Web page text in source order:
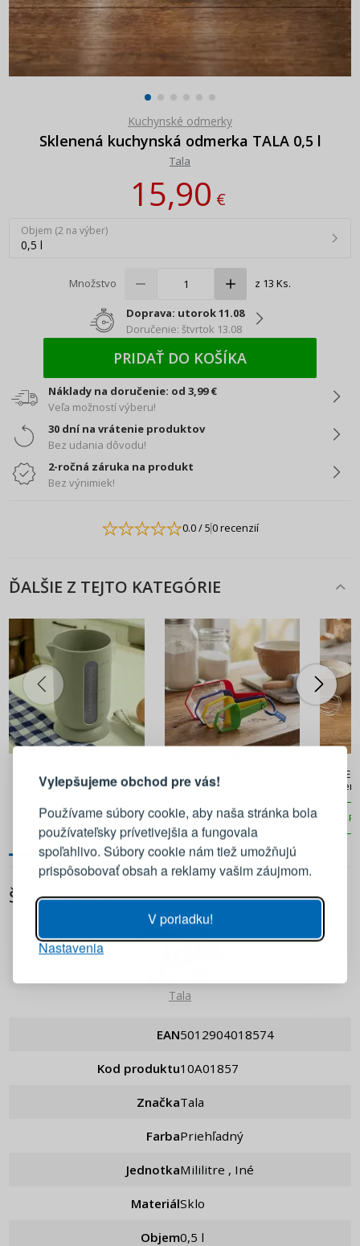
Vylepšujeme obchod pre vás!
Používame súbory cookie, aby naša stránka bola
používateľsky prívetivejšia a fungovala
spoľahlivo. Súbory cookie nám tiež umožňujú
prispôsobovať obsah a reklamy vašim záujmom.
V poriadku!
Nastavenia
Kuchynské odmerky
Sklenená kuchynská odmerka TALA 0,5 l
Tala
15,90€
Objem (2 na výber)
0,5 l
Množstvo z 13 Ks.
Doprava: utorok 11.08
Doručenie: štvrtok 13.08
PRIDAŤ DO KOŠÍKA
Náklady na doručenie: od 3,99 €
Veľa možností výberu!
30 dní na vrátenie produktov
Bez udania dôvodu!
2-ročná záruka na produkt
Bez výnimiek!
0.0/ 50 recenzií
ĎALŠIE Z TEJTO KATEGÓRIE
BLIM+ Create QB 0,5 l -
kuchynská odmerka
PRIDAŤ DO KOŠÍKA
Plastové kuchynské odmerky
DEXAM SPOONS
PRIDAŤ DO KOŠÍKA
ŠPECIFIKÁCIA
Tala
EAN 5012904018574
Kod produktu 10A01857
Značka Tala
Farba Priehľadný
Jednotka Mililitre , Iné
Materiál Sklo
Objem 0,5 l
PRIHLÁSENIE REGISTRÁCIA
Prihláste sa k svojmu účtu
E-mail
PRIHLÁSIŤ SA
Pripomenutie hesla